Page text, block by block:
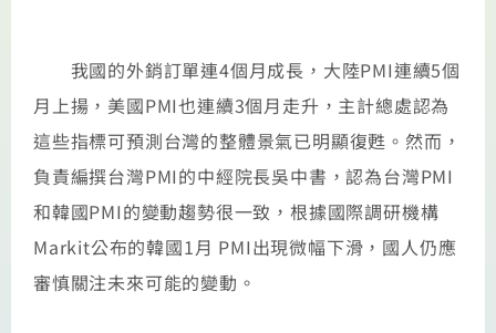
我國的外銷訂單連4個月成長，大陸PMI連續5個
月上揚，美國PMI也連續3個月走升，主計總處認為
這些指標可預測台灣的整體景氣已明顯復甦。然而，
負責編撰台灣PMI的中經院長吳中書，認為台灣PMI
和韓國PMI的變動趨勢很一致，根據國際調研機構
Markit公布的韓國1月 PMI出現微幅下滑，國人仍應
審慎關注未來可能的變動。